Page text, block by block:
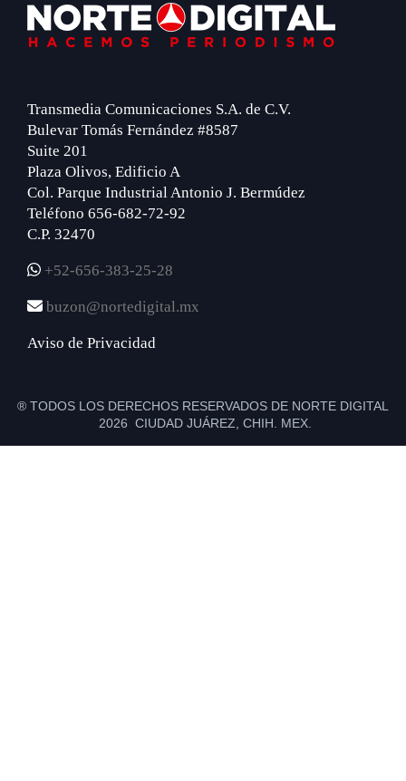
Footer
Transmedia Comunicaciones S.A. de C.V.
Bulevar Tomás Fernández #8587
Suite 201
Plaza Olivos, Edificio A
Col. Parque Industrial Antonio J. Bermúdez
Teléfono 656-682-72-92
C.P. 32470
+52-656-383-25-28
buzon@nortedigital.mx
Aviso de Privacidad
® TODOS LOS DERECHOS RESERVADOS DE NORTE DIGITAL
2026 CIUDAD JUÁREZ, CHIH. MEX.